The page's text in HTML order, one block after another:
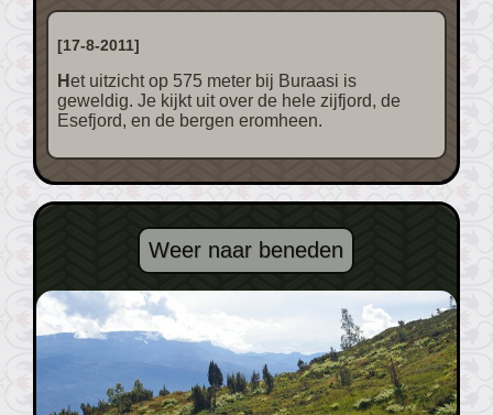
[17-8-2011]
Het uitzicht op 575 meter bij Buraasi is
geweldig. Je kijkt uit over de hele zijfjord, de
Esefjord, en de bergen eromheen.
Weer naar beneden